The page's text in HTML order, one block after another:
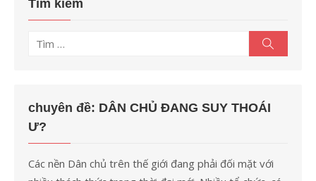
Tìm kiếm
Tìm
kiếm
chuyên đề: DÂN CHỦ ĐANG SUY THOÁI
Ư?
Các nền Dân chủ trên thế giới đang phải đối mặt với